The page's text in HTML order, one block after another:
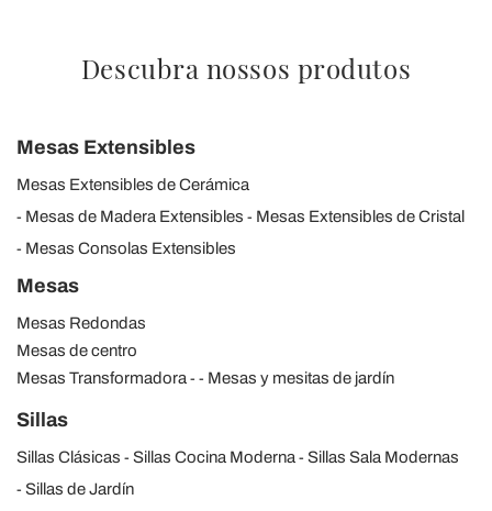
Descubra nossos produtos
Mesas Extensibles
Mesas Extensibles de Cerámica
Mesas de Madera Extensibles
Mesas Extensibles de Cristal
Mesas Consolas Extensibles
Mesas
Mesas Redondas
Mesas de centro
Mesas Transformadora
Mesas y mesitas de jardín
Sillas
Sillas Clásicas Sillas Cocina Moderna
Sillas Sala Modernas
Sillas de Jardín